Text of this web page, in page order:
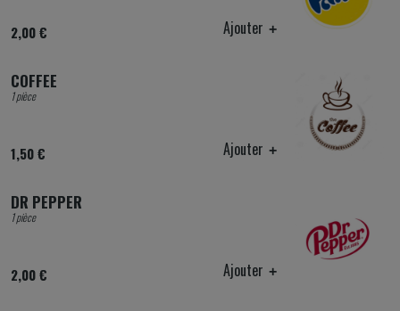
2,00 € Ajouter
COFFEE
1 pièce
1,50 € Ajouter
DR PEPPER
1 pièce
2,00 € Ajouter